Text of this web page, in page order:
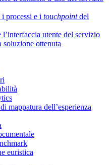
processi e i touchpointdel
l’interfaccia utente del servizio
soluzione ottenuta
mappatura dell’esperienza
euristica